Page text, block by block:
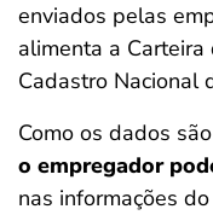
enviados pelas
alimenta a
Cadastro Nacional
Como os dados
o empregador
nas informações